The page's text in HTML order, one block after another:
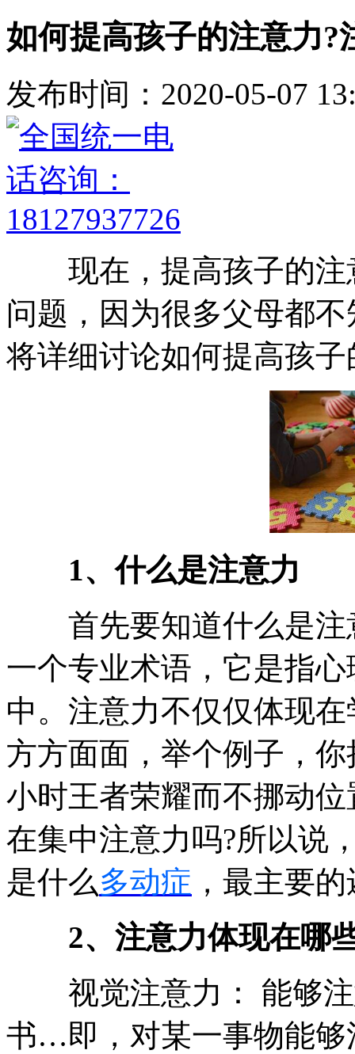
如何提高孩子的注意力?
发布时间：2020-05-07
现在，提高孩子的注
问题，因为很多父母都
将详细讨论如何提高孩
1、什么是注意力
首先要知道什么是注
一个专业术语，它是指
中。注意力不仅仅体现
方方面面，举个例子，
小时王者荣耀而不挪动
在集中注意力吗?所以说
是什么多动症 ，最主要
2、注意力体现在哪
视觉注意力： 能够注
书…即，对某一事物能够